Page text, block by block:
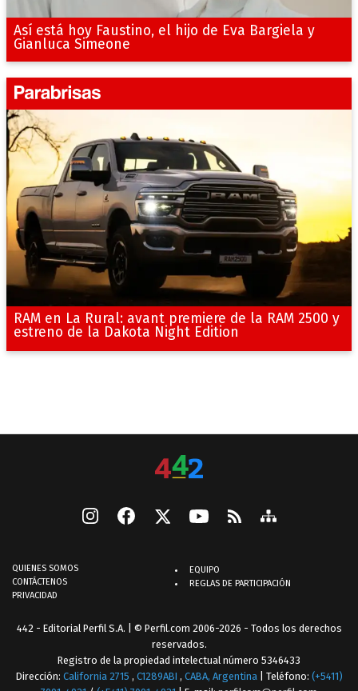
Así está hoy Faustino, el hijo de Eva Bargiela y
Gianluca Simeone
RAM en La Rural: avant premiere de la RAM 2500 y
estreno de la Dakota Night Edition
QUIENES SOMOS
CONTÁCTENOS
PRIVACIDAD
EQUIPO
REGLAS DE PARTICIPACIÓN
442 - Editorial Perfil S.A. | © Perfil.com 2006-2026 - Todos los derechos
reservados.
Registro de la propiedad intelectual número 5346433
Dirección: California 2715 , C1289ABI , CABA, Argentina | Teléfono: (+5411)